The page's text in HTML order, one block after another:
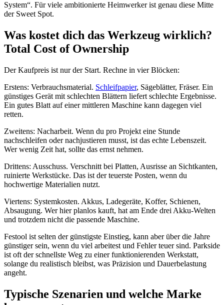
System“. Für viele ambitionierte Heimwerker ist genau diese Mitte
der Sweet Spot.
Was kostet dich das Werkzeug wirklich?
Total Cost of Ownership
Der Kaufpreis ist nur der Start. Rechne in vier Blöcken:
Erstens: Verbrauchsmaterial. Schleifpapier, Sägeblätter, Fräser. Ein
günstiges Gerät mit schlechten Blättern liefert schlechte Ergebnisse.
Ein gutes Blatt auf einer mittleren Maschine kann dagegen viel
retten.
Zweitens: Nacharbeit. Wenn du pro Projekt eine Stunde
nachschleifen oder nachjustieren musst, ist das echte Lebenszeit.
Wer wenig Zeit hat, sollte das ernst nehmen.
Drittens: Ausschuss. Verschnitt bei Platten, Ausrisse an Sichtkanten,
ruinierte Werkstücke. Das ist der teuerste Posten, wenn du
hochwertige Materialien nutzt.
Viertens: Systemkosten. Akkus, Ladegeräte, Koffer, Schienen,
Absaugung. Wer hier planlos kauft, hat am Ende drei Akku-Welten
und trotzdem nicht die passende Maschine.
Festool ist selten der günstigste Einstieg, kann aber über die Jahre
günstiger sein, wenn du viel arbeitest und Fehler teuer sind. Parkside
ist oft der schnellste Weg zu einer funktionierenden Werkstatt,
solange du realistisch bleibst, was Präzision und Dauerbelastung
angeht.
Typische Szenarien und welche Marke